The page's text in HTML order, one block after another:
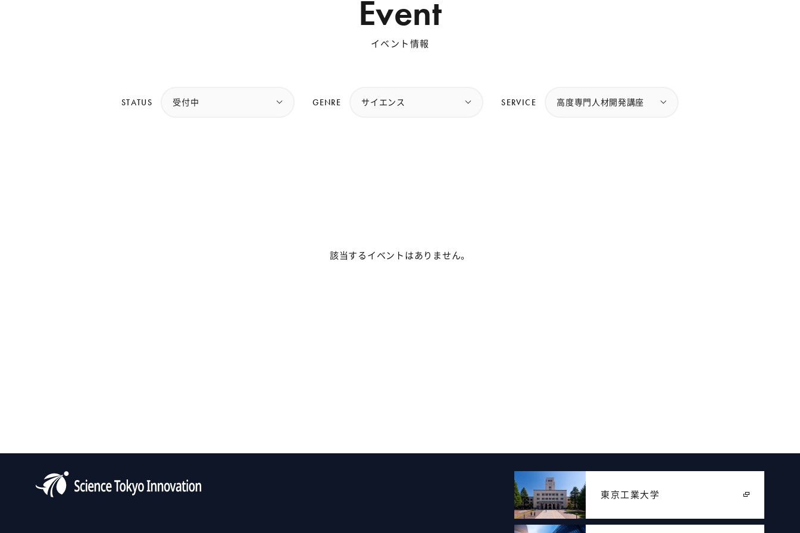
Event
イベント情報
STATUS 受付中 GENRE サイエンス SERVICE 高度専門人材開発講座
該当するイベントはありません。
東京工業大学